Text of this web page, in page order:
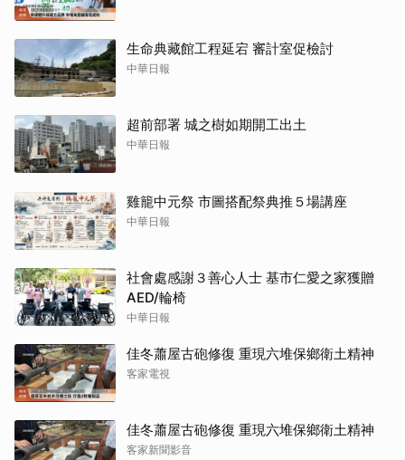
生命典藏館工程延宕 審計室促檢討
中華日報
超前部署 城之樹如期開工出土
中華日報
雞籠中元祭 市圖搭配祭典推５場講座
中華日報
社會處感謝３善心人士 基市仁愛之家獲贈
AED/輪椅
中華日報
佳冬蕭屋古砲修復 重現六堆保鄉衛土精神
客家電視
佳冬蕭屋古砲修復 重現六堆保鄉衛土精神
客家新聞影音